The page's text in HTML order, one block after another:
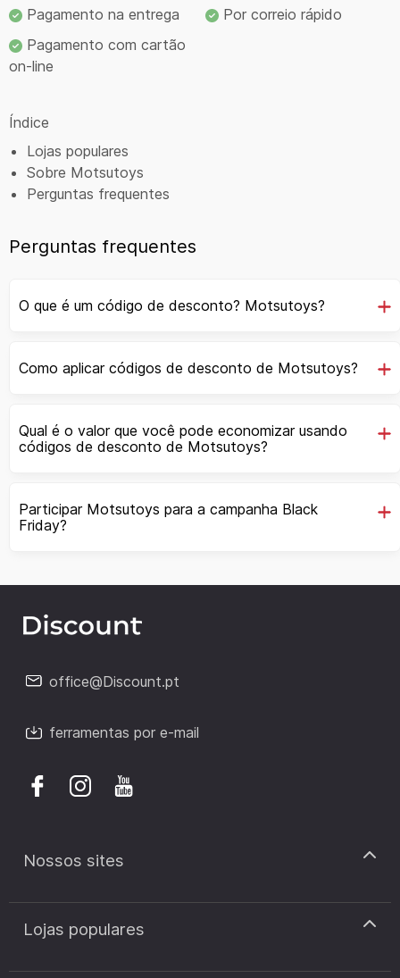
Pagamento na entrega
Pagamento com cartão
on-line
Por correio rápido
Índice
Lojas populares
Sobre Motsutoys
Perguntas frequentes
Perguntas frequentes
O que é um código de desconto? Motsutoys?
Como aplicar códigos de desconto de Motsutoys?
Qual é o valor que você pode economizar usando
códigos de desconto de Motsutoys?
Participar Motsutoys para a campanha Black
Friday?
office@Discount.pt
ferramentas por e-mail
Nossos sites
discount.pt
discount.sk
Lojas populares
Cupão de desconto Zooplus